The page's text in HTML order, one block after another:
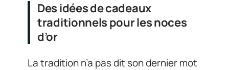
Des idées de cadeaux
traditionnels pour les noces
d’or
La tradition n’a pas dit son dernier mot